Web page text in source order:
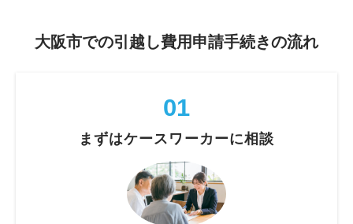
大阪市での引越し費用申請手続きの流れ
01
まずはケースワーカーに相談